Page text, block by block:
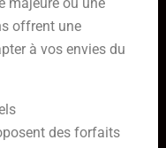
offrent une
à vos envies du
des forfaits